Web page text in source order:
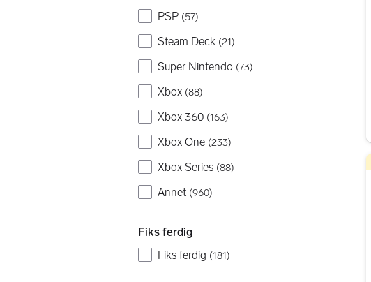
PSP (57)
Steam Deck (21)
Super Nintendo (73)
Xbox (88)
Xbox 360 (163)
Xbox One (233)
Xbox Series (88)
Annet (960)
Fiks ferdig
Fiks ferdig (181)